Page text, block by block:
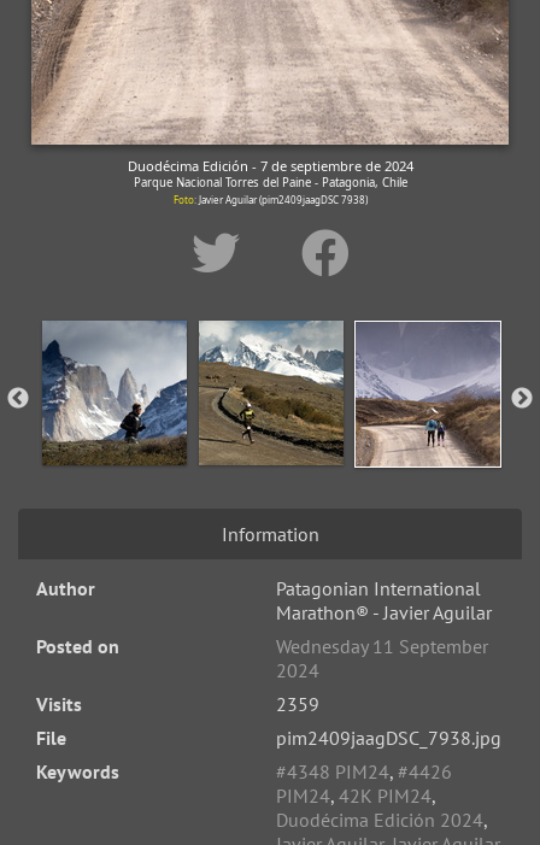
Duodécima Edición - 7 de septiembre de 2024
Parque Nacional Torres del Paine - Patagonia, Chile
Foto: Javier Aguilar (pim2409jaagDSC 7938)
Information
Author
Patagonian International
Marathon® - Javier Aguilar
Posted on
Wednesday 11 September
2024
Visits
2359
File
pim2409jaagDSC_7938.jpg
Keywords
#4348 PIM24, #4426
PIM24, 42K PIM24,
Duodécima Edición 2024,